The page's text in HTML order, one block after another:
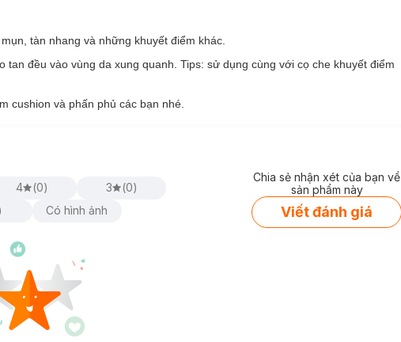
tàn nhang và những khuyết điểm khác.
đều vào vùng da xung quanh. Tips: sử dụng cùng với cọ che khuyết điểm
cushion và phấn phủ các bạn nhé.
4 (0) 3 (0)
Có hình ảnh
Chia sẻ nhận xét của bạn về
sản phẩm này
Viết đánh giá